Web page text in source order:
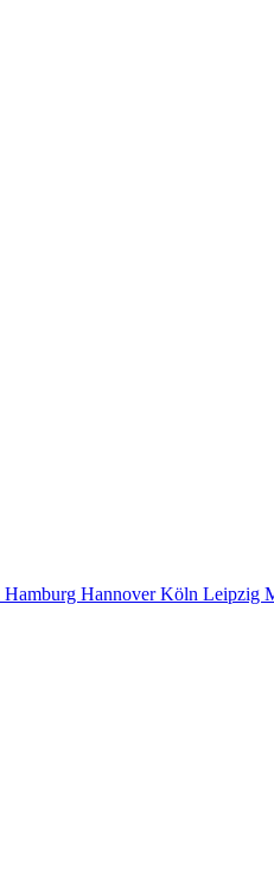
Hamburg HannoverKöln Leipzig